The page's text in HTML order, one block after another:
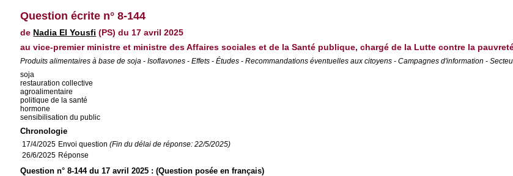
Question écrite n° 8-144
de Nadia El Yousfi (PS) du 17 avril 2025
au vice-premier ministre et ministre des Affaires sociales et de la Santé publique, chargé de la Lutte contre la
Produits alimentaires à base de soja - Isoflavones - Effets - Études - Recommandations éventuelles aux citoyens - Campagnes d'information -
soja
restauration collective
agroalimentaire
politique de la santé
hormone
sensibilisation du public
Chronologie
17/4/2025 Envoi question(Fin du délai de réponse: 22/5/2025)
26/6/2025 Réponse
Question n° 8-144 du 17 avril 2025 : (Question posée en français)